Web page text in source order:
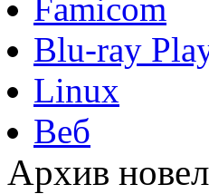
Famicom
Blu-ray
Linux
Веб
Архив